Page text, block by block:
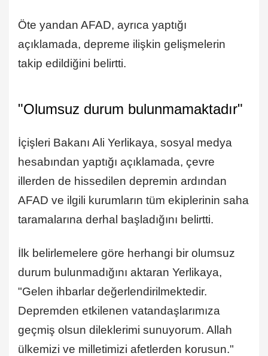
Öte yandan AFAD, ayrıca yaptığı
açıklamada, depreme ilişkin gelişmelerin
takip edildiğini belirtti.
"Olumsuz durum bulunmamaktadır"
İçişleri Bakanı Ali Yerlikaya, sosyal medya
hesabından yaptığı açıklamada, çevre
illerden de hissedilen depremin ardından
AFAD ve ilgili kurumların tüm ekiplerinin saha
taramalarına derhal başladığını belirtti.
İlk belirlemelere göre herhangi bir olumsuz
durum bulunmadığını aktaran Yerlikaya,
"Gelen ihbarlar değerlendirilmektedir.
Depremden etkilenen vatandaşlarımıza
geçmiş olsun dileklerimi sunuyorum. Allah
ülkemizi ve milletimizi afetlerden korusun."